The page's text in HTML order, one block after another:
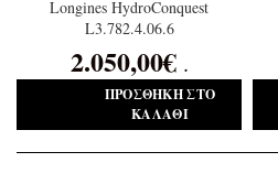
Longines HydroConquest
L3.782.4.06.6
2.050,00€ .
ΠΡΟΣΘΉΚΗ ΣΤΟ
ΚΑΛΆΘΙ